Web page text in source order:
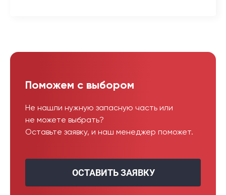
Поможем с выбором
Не нашли нужную запасную часть или
не можете выбрать?
Оставьте заявку, и наш менеджер поможет.
ОСТАВИТЬ ЗАЯВКУ